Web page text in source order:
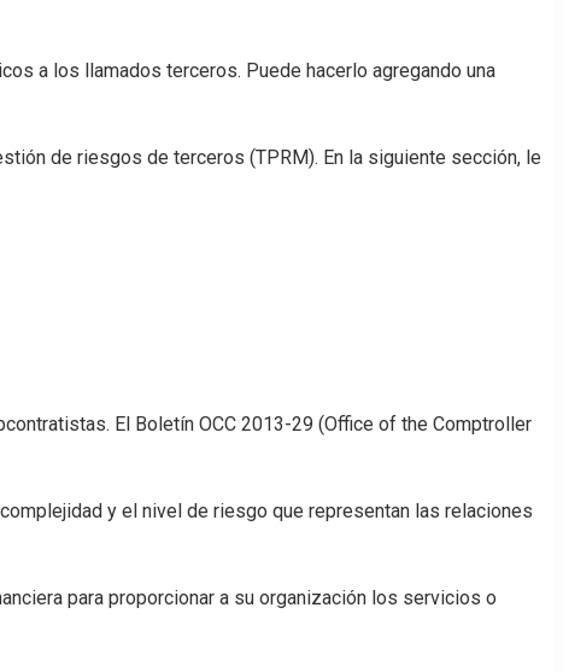
a los llamados terceros. Puede hacerlo agregando una
de riesgos de terceros (TPRM). En la siguiente sección, le
El Boletín OCC 2013-29 (Office of the Comptroller
y el nivel de riesgo que representan las relaciones
para proporcionar a su organización los servicios o